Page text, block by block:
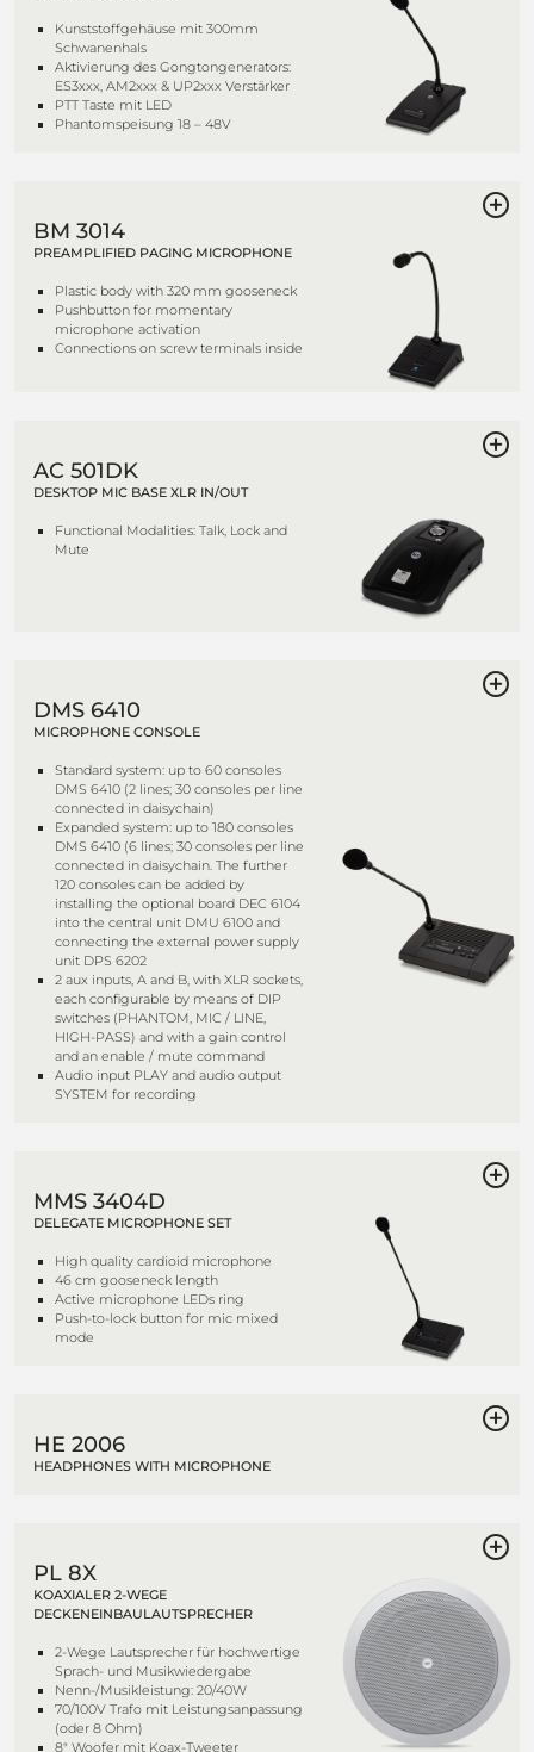
Kunststoffgehäuse mit 300mm
Schwanenhals
Aktivierung des Gongtongenerators:
ES3xxx, AM2xxx & UP2xxx Verstärker
PTT Taste mit LED
Phantomspeisung 18 – 48V
BM 3014
PREAMPLIFIED PAGING MICROPHONE
Plastic body with 320 mm gooseneck
Pushbutton for momentary
microphone activation
Connections on screw terminals inside
AC 501DK
DESKTOP MIC BASE XLR IN/OUT
Functional Modalities: Talk, Lock and
Mute
DMS 6410
MICROPHONE CONSOLE
Standard system: up to 60 consoles
DMS 6410 (2 lines; 30 consoles per line
connected in daisychain)
Expanded system: up to 180 consoles
DMS 6410 (6 lines; 30 consoles per line
connected in daisychain. The further
120 consoles can be added by
installing the optional board DEC 6104
into the central unit DMU 6100 and
connecting the external power supply
unit DPS 6202
2 aux inputs, A and B, with XLR sockets,
each configurable by means of DIP
switches (PHANTOM, MIC / LINE,
HIGH-PASS) and with a gain control
and an enable / mute command
Audio input PLAY and audio output
SYSTEM for recording
MMS 3404D
DELEGATE MICROPHONE SET
High quality cardioid microphone
46 cm gooseneck length
Active microphone LEDs ring
Push-to-lock button for mic mixed
mode
HE 2006
HEADPHONES WITH MICROPHONE
PL 8X
KOAXIALER 2-WEGE
DECKENEINBAULAUTSPRECHER
2-Wege Lautsprecher für hochwertige
Sprach- und Musikwiedergabe
Nenn-/Musikleistung: 20/40W
70/100V Trafo mit Leistungsanpassung
(oder 8 Ohm)
8" Woofer mit Koax-Tweeter